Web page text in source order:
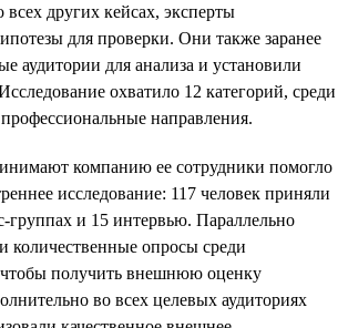
других кейсах, эксперты
для проверки. Они также заранее
аудитории для анализа и установили
охватило 12 категорий, среди
направления.
компанию ее сотрудники помогло
исследование: 117 человек приняли
группах и 15 интервью. Параллельно
количественные опросы среди
чтобы получить внешнюю оценку
во всех целевых аудиториях